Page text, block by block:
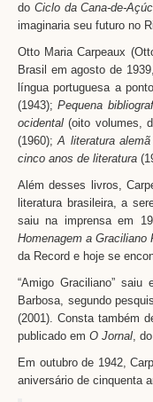
do Ciclo da Cana-de-
imaginaria seu futuro no
Otto Maria Carpeaux
Brasil em agosto de
língua portuguesa a
(1943);Pequena
ocidental (oito volumes,
(1960);A literatura alemã
cinco anos de literatura
Além desses livros,
literatura brasileira, a
saiu na imprensa em
Homenagem a Graciliano
da Record e hoje se
“Amigo Graciliano” saiu
Barbosa, segundo
(2001). Consta também
publicado em O Jornal,
Em outubro de 1942,
aniversário de cinquenta